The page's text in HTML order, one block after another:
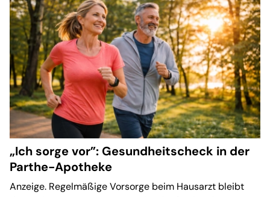
„Ich sorge vor”: Gesundheitscheck in der
Parthe-Apotheke
Anzeige. Regelmäßige Vorsorge beim Hausarzt bleibt